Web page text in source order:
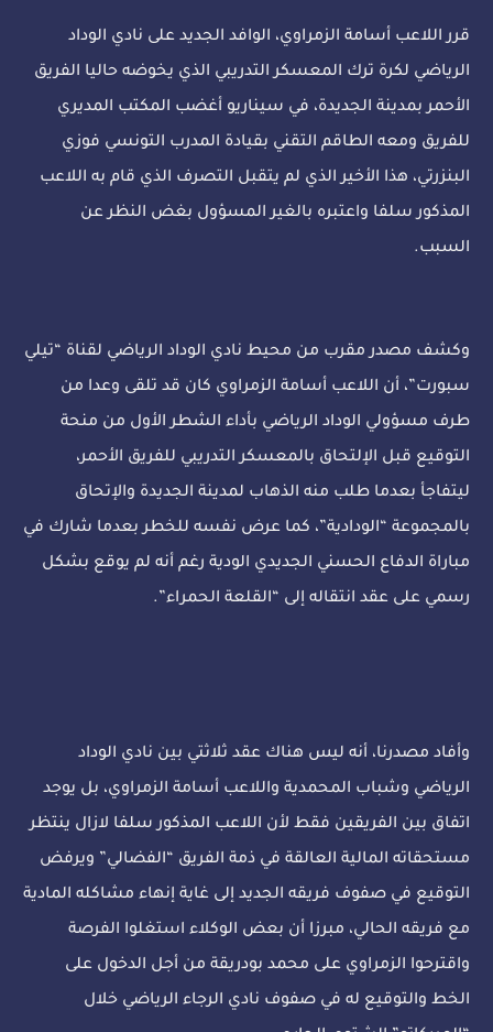
قرر اللاعب أسامة الزمراوي، الوافد الجديد على نادي الوداد
الرياضي لكرة ترك المعسكر التدريبي الذي يخوضه حاليا الفريق
الأحمر بمدينة الجديدة، في سيناريو أغضب المكتب المديري
للفريق ومعه الطاقم التقني بقيادة المدرب التونسي فوزي
البنزرتي، هذا الأخير الذي لم يتقبل التصرف الذي قام به اللاعب
المذكور سلفا واعتبره بالغير المسؤول بغض النظر عن
السبب.
وكشف مصدر مقرب من محيط نادي الوداد الرياضي لقناة “تيلي
سبورت”، أن اللاعب أسامة الزمراوي كان قد تلقى وعدا من
طرف مسؤولي الوداد الرياضي بأداء الشطر الأول من منحة
التوقيع قبل الإلتحاق بالمعسكر التدريبي للفريق الأحمر،
ليتفاجأ بعدما طلب منه الذهاب لمدينة الجديدة والإتحاق
بالمجموعة “الودادية”، كما عرض نفسه للخطر بعدما شارك في
مباراة الدفاع الحسني الجديدي الودية رغم أنه لم يوقع بشكل
رسمي على عقد انتقاله إلى “القلعة الحمراء”.
وأفاد مصدرنا، أنه ليس هناك عقد ثلاثتي بين نادي الوداد
الرياضي وشباب المحمدية واللاعب أسامة الزمراوي، بل يوجد
اتفاق بين الفريقين فقط لأن اللاعب المذكور سلفا لازال ينتظر
مستحقاته المالية العالقة في ذمة الفريق “الفضالي” ويرفض
التوقيع في صفوف فريقه الجديد إلى غاية إنهاء مشاكله المادية
مع فريقه الحالي، مبرزا أن بعض الوكلاء استغلوا الفرصة
واقترحوا الزمراوي على محمد بودريقة من أجل الدخول على
الخط والتوقيع له في صفوف نادي الرجاء الرياضي خلال